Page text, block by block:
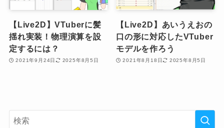
【Live2D】VTuberに髪
揺れ実装！物理演算を設
定するには？
2021年9月24日 2025年8月5日
【Live2D】あいうえおの
口の形に対応したVTuber
モデルを作ろう
2021年8月18日 2025年8月5日